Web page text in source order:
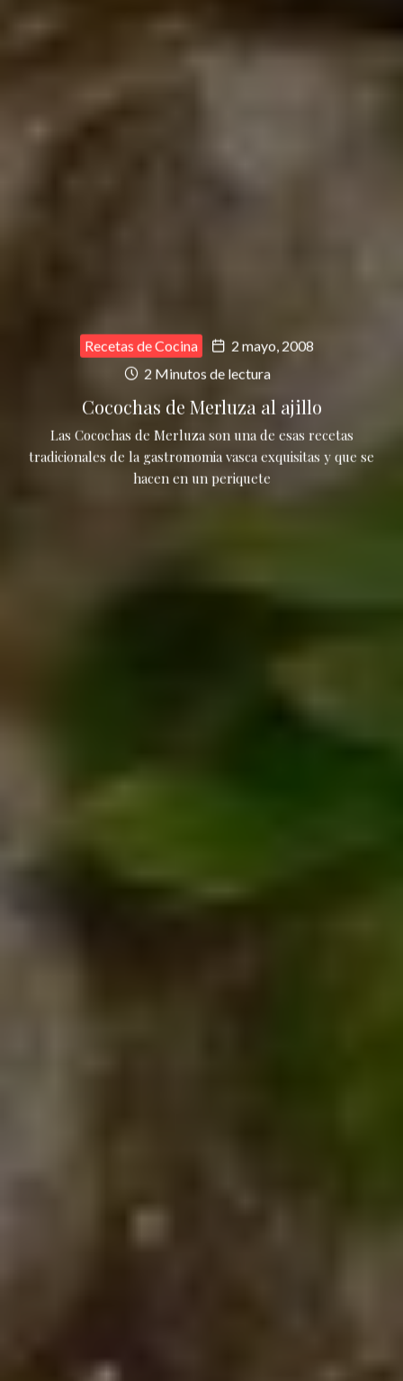
Recetas de Cocina
2 mayo, 2008
2 Minutos de lectura
Cocochas de Merluza al ajillo
Las Cocochas de Merluza son una de esas recetas
tradicionales de la gastromomia vasca exquisitas y que se
hacen en un periquete